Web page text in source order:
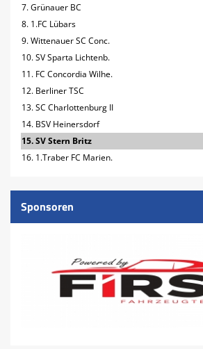
7. Grünauer BC
8. 1.FC Lübars
9. Wittenauer SC Conc.
10. SV Sparta Lichtenb.
11. FC Concordia Wilhe.
12. Berliner TSC
13. SC Charlottenburg II
14. BSV Heinersdorf
15. SV Stern Britz
16. 1.Traber FC Marien.
Sponsoren